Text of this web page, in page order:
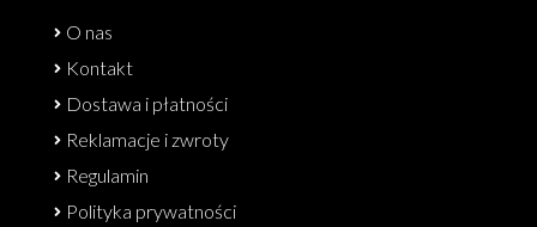
O nas
Kontakt
Dostawa i płatności
Reklamacje i zwroty
Regulamin
Polityka prywatności